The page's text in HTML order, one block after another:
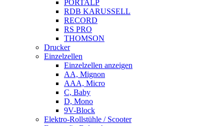
PORTALP
RDB KARUSSELL
RECORD
RS PRO
THOMSON
Drucker
Einzelzellen
Einzelzellen anzeigen
AA, Mignon
AAA, Micro
C, Baby
D, Mono
9V-Block
Elektro-Rollstühle / Scooter